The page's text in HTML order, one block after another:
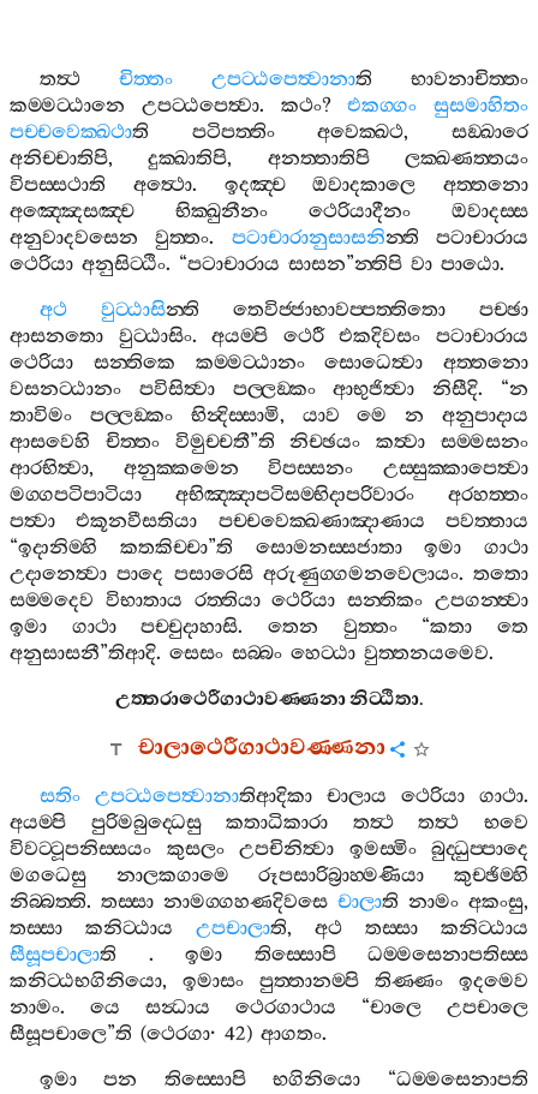
තත්‍ථ චිත‍්තං උපට‍්ඨපෙත්‍වානාති
භාවනාචිත‍්තං
කම‍්මට‍්ඨානෙ
උපට‍්ඨපෙත්‍වා. කථං?එකග‍්ගං
සුසමාහිතං
පච‍්චවෙක‍්ඛථාති පටිපත‍්තිං අවෙක‍්ඛථ,සඞ‍්ඛාරෙ
අනිච‍්චාතිපි,දුක‍්ඛාතිපි, අනත‍්තාතිපි
ලක‍්ඛණත‍්තයං
විපස‍්සථාති
අත්‍ථො. ඉදඤ‍්ච ඔවාදකාලෙ
අත‍්තනො
අඤ‍්ඤෙසඤ‍්ච
භික‍්ඛුනීනං ථෙරියාදීනං
ඔවාදස‍්ස
අනුවාදවසෙන
වුත‍්තං. පටාචාරානුසාසනින‍්ති
පටාචාරාය
ථෙරියා අනුසිට‍්ඨිං. “පටාචාරාය සාසන”න‍්තිපි වා පාඨො.
අථ
වුට‍්ඨාසින‍්ති තෙවිජ‍්ජාභාවප‍්පත‍්තිතො
පච‍්ඡා
ආසනතො
වුට‍්ඨාසිං.අයම‍්පි ථෙරී එකදිවසං
පටාචාරාය
ථෙරියා
සන‍්තිකෙ කම‍්මට‍්ඨානං සොධෙත්‍වා
අත‍්තනො
වසනට‍්ඨානං
පවිසිත්‍වා පල‍්ලඞ‍්කං ආභුජිත්‍වා නිසීදි. “න
තාවිමං
පල‍්ලඞ‍්කං භින්‍දිස‍්සාමි, යාව මෙ න
අනුපාදාය
ආසවෙහි
චිත‍්තං විමුච‍්චතී”ති නිච‍්ඡයං කත්‍වා
සම‍්මසනං
ආරභිත්‍වා, අනුක‍්කමෙන විපස‍්සනං
උස‍්සුක‍්කාපෙත්‍වා
මග‍්ගපටිපාටියා
අභිඤ‍්ඤාපටිසම‍්භිදාපරිවාරං
අරහත‍්තං
පත්‍වා
එකූනවීසතියා පච‍්චවෙක‍්ඛණාඤාණාය
පවත‍්තාය
“ඉදානිම‍්හි කතකිච‍්චා”ති සොමනස‍්සජාතා ඉමා
ගාථා
උදානෙත්‍වා පාදෙ පසාරෙසි අරුණුග‍්ගමනවෙලායං. තතො
සම‍්මදෙව විභාතාය රත‍්තියා ථෙරියා සන‍්තිකං උපගන‍්ත්‍වා
ඉමා
ගාථා පච‍්චුදාහාසි.තෙන වුත‍්තං“කතා
තෙ
අනුසාසනී”තිආදි. සෙසං සබ‍්බං හෙට‍්ඨා වුත‍්තනයමෙව.
උත‍්තරාථෙරීගාථාවණ‍්ණනානිට‍්ඨිතා.
චාලාථෙරීගාථාවණ‍්ණනා
සතිං උපට‍්ඨපෙත්‍වානාතිආදිකා චාලාය ථෙරියා ගාථා.
අයම‍්පි
පුරිමබුද‍්ධෙසු කතාධිකාරා තත්‍ථ තත්‍ථ
භවෙ
විවට‍්ටූපනිස‍්සයං
කුසලං උපචිනිත්‍වා ඉමස‍්මිං
බුද‍්ධුප‍්පාදෙ
මගධෙසු
නාලකගාමෙ රූපසාරිබ්‍රාහ‍්මණියා
කුච‍්ඡිම‍්හි
නිබ‍්බත‍්ති. තස‍්සා නාමග‍්ගහණදිවසෙ චාලාති නාමං අකංසු,
තස‍්සා
කනිට‍්ඨාය උපචාලාති, අථ තස‍්සා
කනිට‍්ඨාය
සීසූපචාලාති . ඉමා තිස‍්සොපි
ධම‍්මසෙනාපතිස‍්ස
කනිට‍්ඨභගිනියො, ඉමාසං පුත‍්තානම‍්පි තිණ‍්ණං
ඉදමෙව
නාමං. යෙ සන්‍ධාය ථෙරගාථාය “චාලෙ
උපචාලෙ
සීසූපචාලෙ”ති (ථෙරගා· 42) ආගතං.
ඉමා
පන තිස‍්සොපි භගිනියො “ධම‍්මසෙනාපති